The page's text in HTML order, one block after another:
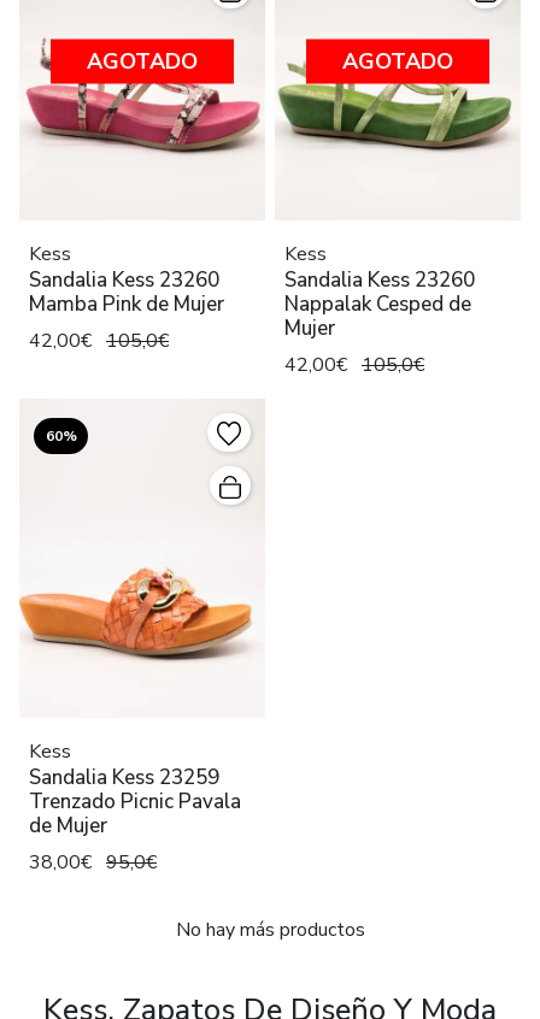
AGOTADO
Kess
Sandalia Kess 23260
Mamba Pink de Mujer
42,00€ 105,0€
AGOTADO
Kess
Sandalia Kess 23260
Nappalak Cesped de
Mujer
42,00€ 105,0€
60%
Kess
Sandalia Kess 23259
Trenzado Picnic Pavala
de Mujer
38,00€ 95,0€
No hay más productos
Kess, Zapatos De Diseño Y Moda